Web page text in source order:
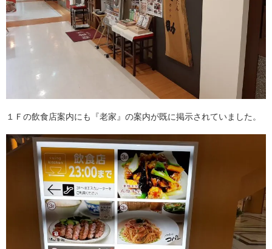
１Ｆの飲食店案内にも『老家』の案内が既に掲示されていました。